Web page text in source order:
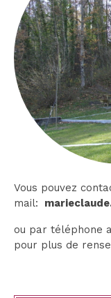
Vous pouvez
mail:
ou par téléphone
pour plus de